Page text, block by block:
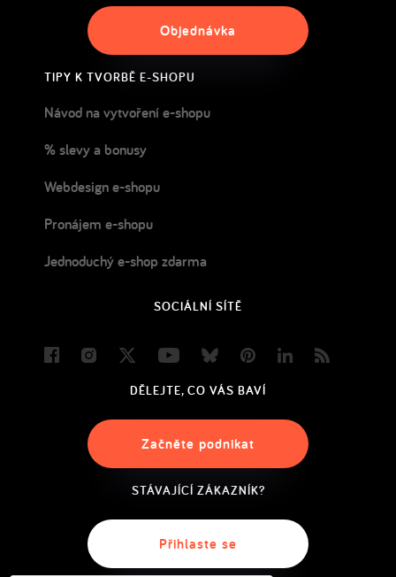
Objednávka
TIPY K TVORBĚ E-SHOPU
Návod na vytvoření e-shopu
% slevy a bonusy
Webdesign e-shopu
Pronájem e-shopu
Jednoduchý e-shop zdarma
SOCIÁLNÍ SÍTĚ
FacebookInstagram
Twitter YoutubeBlueskyPinterestLinkedIn
DĚLEJTE, CO VÁS BAVÍ
Začněte podnikat
STÁVAJÍCÍ ZÁKAZNÍK?
Přihlaste se